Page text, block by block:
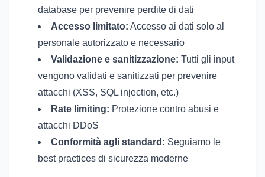
database per prevenire perdite di dati
Accesso limitato: Accesso ai dati solo al
personale autorizzato e necessario
Validazione e sanitizzazione: Tutti gli input
vengono validati e sanitizzati per prevenire
attacchi (XSS, SQL injection, etc.)
Rate limiting: Protezione contro abusi e
attacchi DDoS
Conformità agli standard: Seguiamo le
best practices di sicurezza moderne